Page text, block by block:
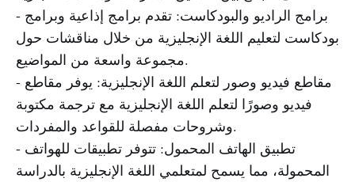
- برامج الراديو والبودكاست: تقدم برامج إذاعية وبرامج
بودكاست لتعليم اللغة الإنجليزية من خلال مناقشات حول
مجموعة واسعة من المواضيع.
- مقاطع فيديو وصور لتعلم اللغة الإنجليزية: يوفر مقاطع
فيديو وصورًا لتعلم اللغة الإنجليزية مع ترجمة مكتوبة
وشروحات مفصلة للقواعد والمفردات.
- تطبيق الهاتف المحمول: تتوفر تطبيقات للهواتف
المحمولة، مما يسمح لمتعلمي اللغة الإنجليزية بالدراسة